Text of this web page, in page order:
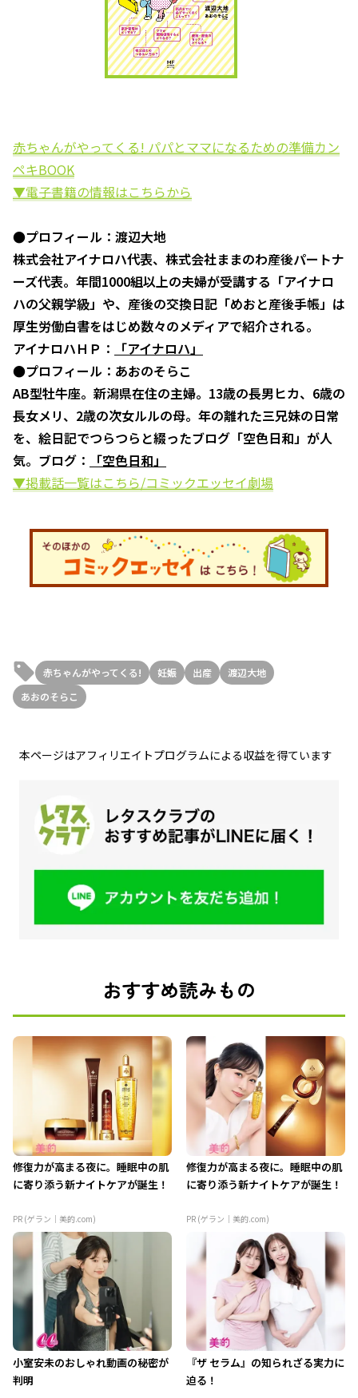
赤ちゃんがやってくる! パパとママになるための準備カン
ペキBOOK
▼電子書籍の情報はこちらから
●プロフィール：渡辺大地
株式会社アイナロハ代表、株式会社ままのわ産後パートナ
ーズ代表。年間1000組以上の夫婦が受講する「アイナロ
ハの父親学級」や、産後の交換日記「めおと産後手帳」は
厚生労働白書をはじめ数々のメディアで紹介される。
アイナロハＨＰ：
「アイナロハ」
●プロフィール：あおのそらこ
AB型牡牛座。新潟県在住の主婦。13歳の長男ヒカ、6歳の
長女メリ、2歳の次女ルルの母。年の離れた三兄妹の日常
を、絵日記でつらつらと綴ったブログ「空色日和」が人
気。ブログ：
「空色日和」
▼掲載話一覧はこちら/コミックエッセイ劇場
赤ちゃんがやってくる! 妊娠 出産
渡辺大地
あおのそらこ
本ページはアフィリエイトプログラムによる収益を得ています
おすすめ読みもの
修復力が高まる夜に。睡眠中の肌
に寄り添う新ナイトケアが誕生！
PR (ゲラン｜美的.com)
修復力が高まる夜に。睡眠中の肌
に寄り添う新ナイトケアが誕生！
PR (ゲラン｜美的.com)
小室安未のおしゃれ動画の秘密が
判明
『ザ セラム』の知られざる実力に
迫る！